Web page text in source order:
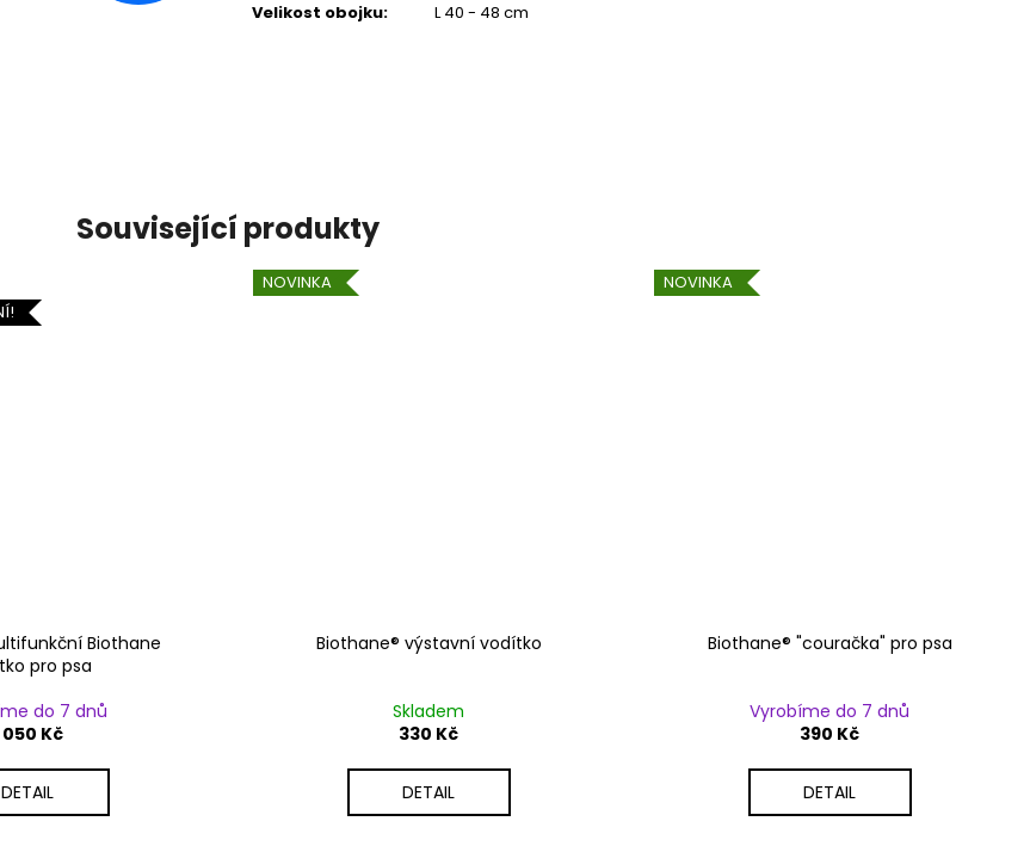
Velikost obojku: L 40 - 48 cm
Související produkty
Biothane
pro psa
do 7 dnů
050 Kč
DETAIL
NOVINKA
Biothane® výstavní vodítko
Skladem
330 Kč
DETAIL
NOVINKA
Biothane® "couračka" pro psa
Vyrobíme do 7 dnů
390 Kč
DETAIL